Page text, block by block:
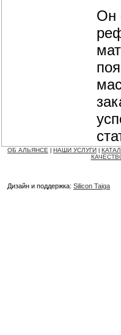
Он
ОБ АЛЬЯНСЕ НАШИ УСЛУГИ
Дизайн и поддержка: Silicon Taiga